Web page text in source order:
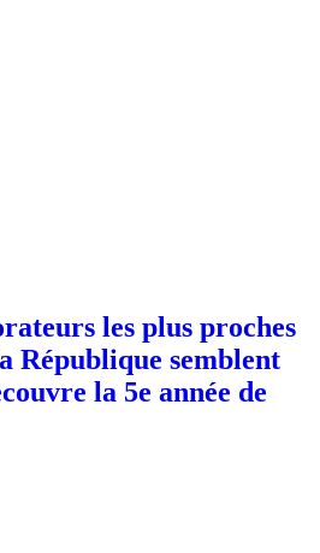
les plus proches
République semblent
la 5e année de